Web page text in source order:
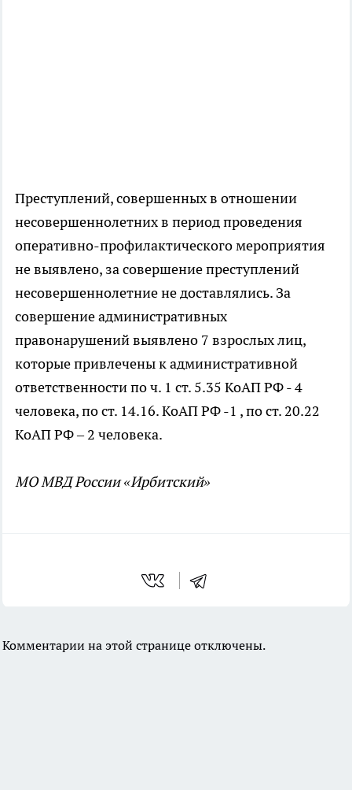
Преступлений, совершенных в отношении
несовершеннолетних в период проведения
оперативно-профилактического мероприятия
не выявлено, за совершение преступлений
несовершеннолетние не доставлялись. За
совершение административных
правонарушений выявлено 7 взрослых лиц,
которые привлечены к административной
ответственности по ч. 1 ст. 5.35 КоАП РФ - 4
человека, по ст. 14.16. КоАП РФ -1 , по ст. 20.22
КоАП РФ – 2 человека.
МО МВД России «Ирбитский»
Комментарии на этой странице отключены.